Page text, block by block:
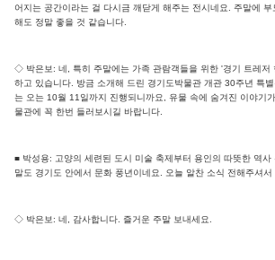
어지는 공간이라는 걸 다시금 깨닫게 해주는 전시네요. 주말에
해도 정말 좋을 것 같습니다.
◇ 박은보: 네, 특히 주말에는 가족 관람객들을 위한 '경기 트레저
하고 있습니다. 방금 소개해 드린 경기도박물관 개관 30주년 특별
는 오는 10월 11일까지 진행되니까요, 유물 속에 숨겨진 이야기
물관에 꼭 한번 들러보시길 바랍니다.
■ 박성용: 고양의 세련된 도시 미술 축제부터 용인의 따뜻한 역
말도 경기도 안에서 문화 풍년이네요. 오늘 알찬 소식 전해주셔서
◇ 박은보: 네, 감사합니다. 즐거운 주말 보내세요.